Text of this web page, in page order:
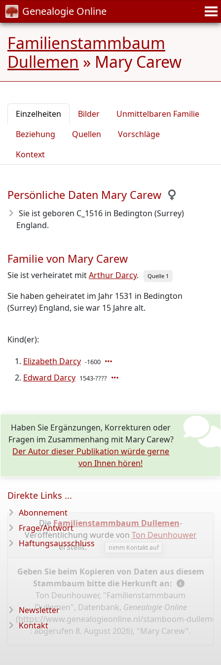
Genealogie Online
Familienstammbaum
Dullemen » Mary Carew
Einzelheiten Bilder
Unmittelbaren Familie
Beziehung
Quellen
Vorschläge
Kontext
Persönliche Daten Mary Carew
Sie ist geboren C_1516 in Bedington (Surrey)
England.
Familie von Mary Carew
Sie ist verheiratet mitArthur Darcy. Quelle 1
Sie haben geheiratet im Jahr 1531 in Bedington
(Surrey) England, sie war 15 Jahre alt.
Kind(er):
Elizabeth Darcy -1600
Edward Darcy 1543-????
Haben Sie Ergänzungen, Korrekturen oder
Fragen im Zusammenhang mit Mary Carew?
Der Autor dieser Publikation würde gerne
von Ihnen hören!
Die Familienstammbaum Dullemen-
Veröffentlichung wurde von Ton Deunhouwer
erstellt.
nimm Kontakt auf
Geben Sie beim Kopieren von Daten aus diesem
Stammbaum bitte die Herkunft an:
Ton Deunhouwer, "Familienstammbaum
Dullemen", Datenbank, Genealogie Online
(https://www.genealogieonline.nl/stamboom-
: abgerufen 8. August 2026), "Mary Carew".
Direkte Links ...
Abonnement
Frage/Antwort
Haftungsausschluss
Newsletter
Kontakt